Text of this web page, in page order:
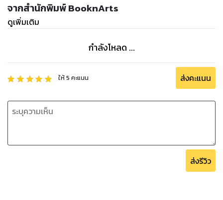
จากสำนักพิมพ์ BooknArts
ดูเพิ่มเติม
กำลังโหลด ...
ให้5 คะแนน ส่งคะแนน
ส่งรีวิว